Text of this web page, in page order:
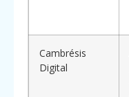
Cambrésis
Digital